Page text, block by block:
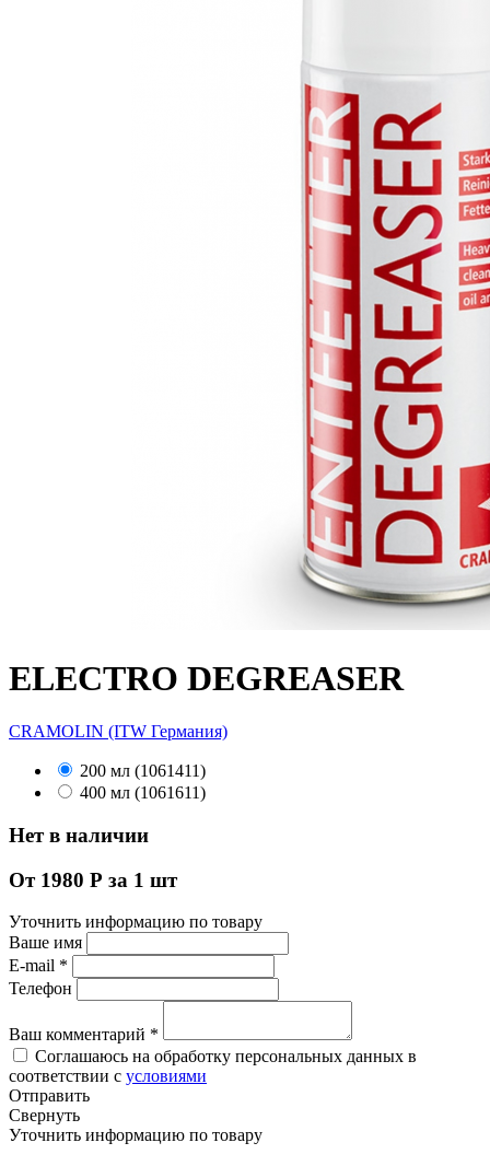
ELECTRO DEGREASER
CRAMOLIN (ITW Германия)
200 мл (1061411)
400 мл (1061611)
Нет в наличии
От 1980 Р за 1 шт
Уточнить информацию по товару
Ваше имя
E-mail *
Телефон
Ваш комментарий *
Соглашаюсь на обработку персональных данных в
соответствии с условиями
Отправить
Свернуть
Уточнить информацию по товару